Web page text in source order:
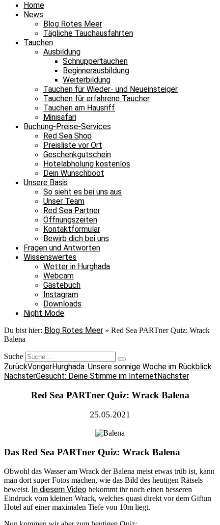
Home
News
Blog Rotes Meer
Tägliche Tauchausfahrten
Tauchen
Ausbildung
Schnuppertauchen
Beginnerausbildung
Weiterbildung
Tauchen für Wieder- und Neueinsteiger
Tauchen für erfahrene Taucher
Tauchen am Hausriff
Minisafari
Buchung-Preise-Services
Red Sea Shop
Preisliste vor Ort
Geschenkgutschein
Hotelabholung kostenlos
Dein Wunschboot
Unsere Basis
So sieht es bei uns aus
Unser Team
Red Sea Partner
Öffnungszeiten
Kontaktformular
Bewirb dich bei uns
Fragen und Antworten
Wissenswertes
Wetter in Hurghada
Webcam
Gästebuch
Instagram
Downloads
Night Mode
Du bist hier: Blog Rotes Meer » Red Sea PARTner Quiz: Wrack
Balena
Suche
ZurückVorigerHurghada: Unsere sonnige Woche im Rückblick
NächsterGesucht: Deine Stimme im InternetNächster
Red Sea PARTner Quiz: Wrack Balena
25.05.2021
Das Red Sea PARTner Quiz: Wrack Balena
Obwohl das Wasser am Wrack der Balena meist etwas trüb ist, kann
man dort super Fotos machen, wie das Bild des heutigen Rätsels
beweist. In diesem Video bekommt ihr noch einen besseren
Eindruck vom kleinen Wrack, welches quasi direkt vor dem Giftun
Hotel auf einer maximalen Tiefe von 10m liegt.